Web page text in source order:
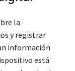
la
y registrar
información
está